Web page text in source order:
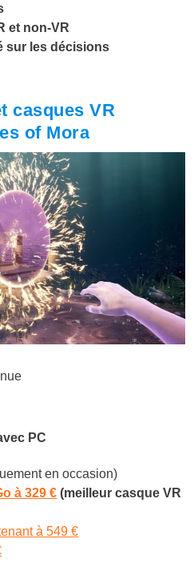
et non-VR
sur les décisions
casques VR
of Mora
PC
en occasion)
à 329 € (meilleur casque VR
à 549 €